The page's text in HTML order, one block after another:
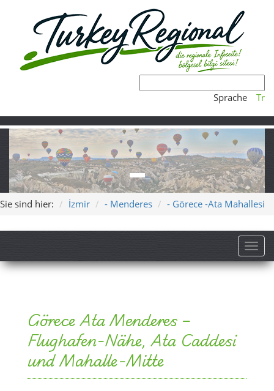
Sprache Tr
Sie sind hier: İzmir - Menderes - Görece -Ata Mahallesi
Görece Ata Menderes –
Flughafen-Nähe, Ata Caddesi
und Mahalle-Mitte